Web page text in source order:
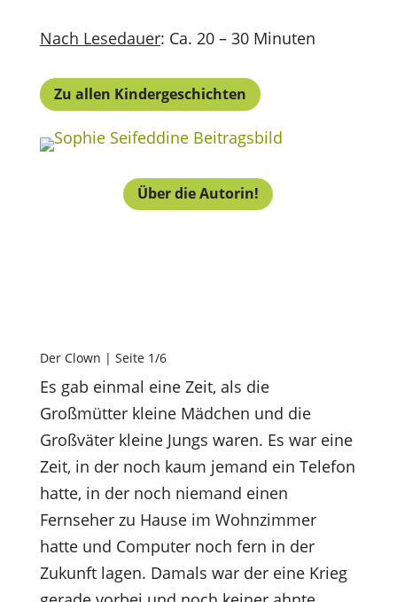
Nach Lesedauer: Ca. 20 – 30 Minuten
Zu allen Kindergeschichten
Über die Autorin!
Der Clown | Seite 1/6
Es gab einmal eine Zeit, als die
Großmütter kleine Mädchen und die
Großväter kleine Jungs waren. Es war eine
Zeit, in der noch kaum jemand ein Telefon
hatte, in der noch niemand einen
Fernseher zu Hause im Wohnzimmer
hatte und Computer noch fern in der
Zukunft lagen. Damals war der eine Krieg